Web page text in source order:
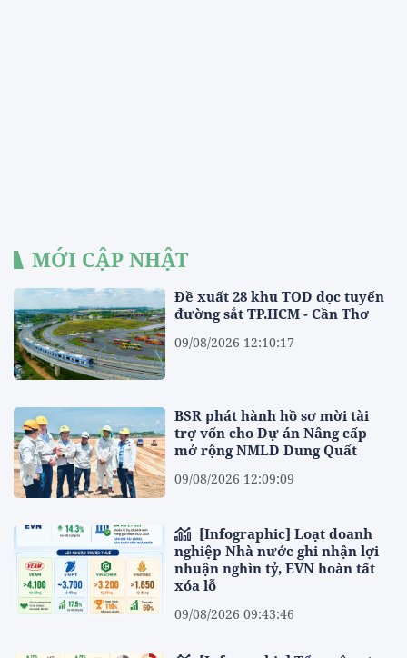
MỚI CẬP NHẬT
Đề xuất 28 khu TOD dọc tuyến
đường sắt TP.HCM - Cần Thơ
09/08/2026 12:10:17
BSR phát hành hồ sơ mời tài
trợ vốn cho Dự án Nâng cấp
mở rộng NMLD Dung Quất
09/08/2026 12:09:09
nghiệp Nhà nước ghi nhận lợi
nhuận nghìn tỷ, EVN hoàn tất
xóa lỗ
09/08/2026 09:43:46